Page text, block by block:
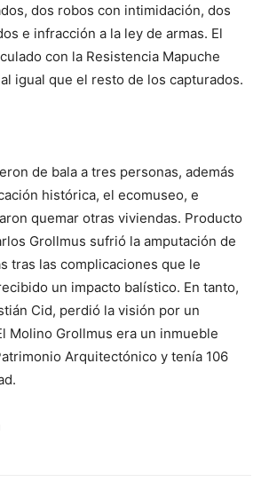
dos robos con intimidación, dos
e infracción a la ley de armas. El
con la Resistencia Mapuche
igual que el resto de los capturados.
de bala a tres personas, además
histórica, el ecomuseo, e
quemar otras viviendas. Producto
Grollmus sufrió la amputación de
tras las complicaciones que le
un impacto balístico. En tanto,
Cid, perdió la visión por un
Molino Grollmus era un inmueble
Arquitectónico y tenía 106